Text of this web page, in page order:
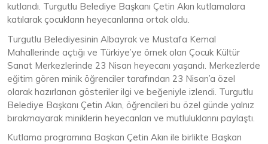
kutlandı. Turgutlu Belediye Başkanı Çetin Akın kutlamalara
katılarak çocukların heyecanlarına ortak oldu.
Turgutlu Belediyesinin Albayrak ve Mustafa Kemal
Mahallerinde açtığı ve Türkiye’ye örnek olan Çocuk Kültür
Sanat Merkezlerinde 23 Nisan heyecanı yaşandı. Merkezlerde
eğitim gören minik öğrenciler tarafından 23 Nisan’a özel
olarak hazırlanan gösteriler ilgi ve beğeniyle izlendi. Turgutlu
Belediye Başkanı Çetin Akın, öğrencileri bu özel günde yalnız
bırakmayarak miniklerin heyecanları ve mutluluklarını paylaştı.
Kutlama programına Başkan Çetin Akın ile birlikte Başkan